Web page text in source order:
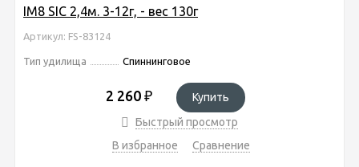
IM8 SIC 2,4м. 3-12г, - вес 130г
Артикул: FS-83124
Тип удилища Спиннинговое
2 260 ₽
Купить
Быстрый просмотр
В избранное
Сравнение